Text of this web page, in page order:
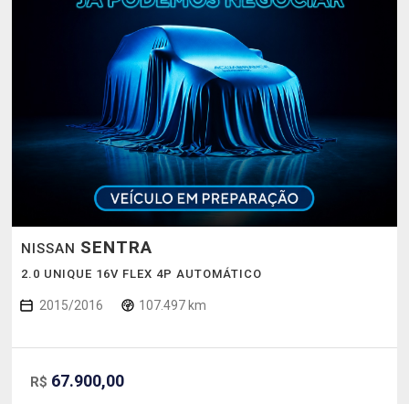
NISSAN SENTRA
2.0 UNIQUE 16V FLEX 4P AUTOMÁTICO
2015/2016 107.497 km
R$ 67.900,00